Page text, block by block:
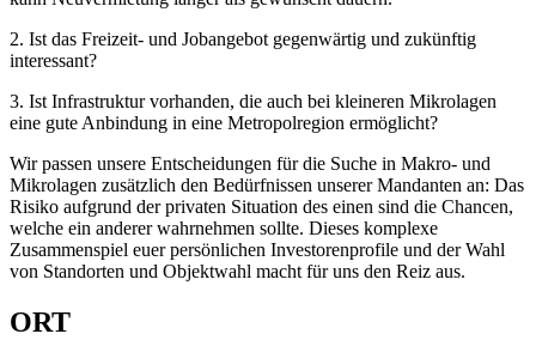
2. Ist das Freizeit- und Jobangebot gegenwärtig und zukünftig
interessant?
3. Ist Infrastruktur vorhanden, die auch bei kleineren Mikrolagen
eine gute Anbindung in eine Metropolregion ermöglicht?
Wir passen unsere Entscheidungen für die Suche in Makro- und
Mikrolagen zusätzlich den Bedürfnissen unserer Mandanten an: Das
Risiko aufgrund der privaten Situation des einen sind die Chancen,
welche ein anderer wahrnehmen sollte. Dieses komplexe
Zusammenspiel euer persönlichen Investorenprofile und der Wahl
von Standorten und Objektwahl macht für uns den Reiz aus.
ORT